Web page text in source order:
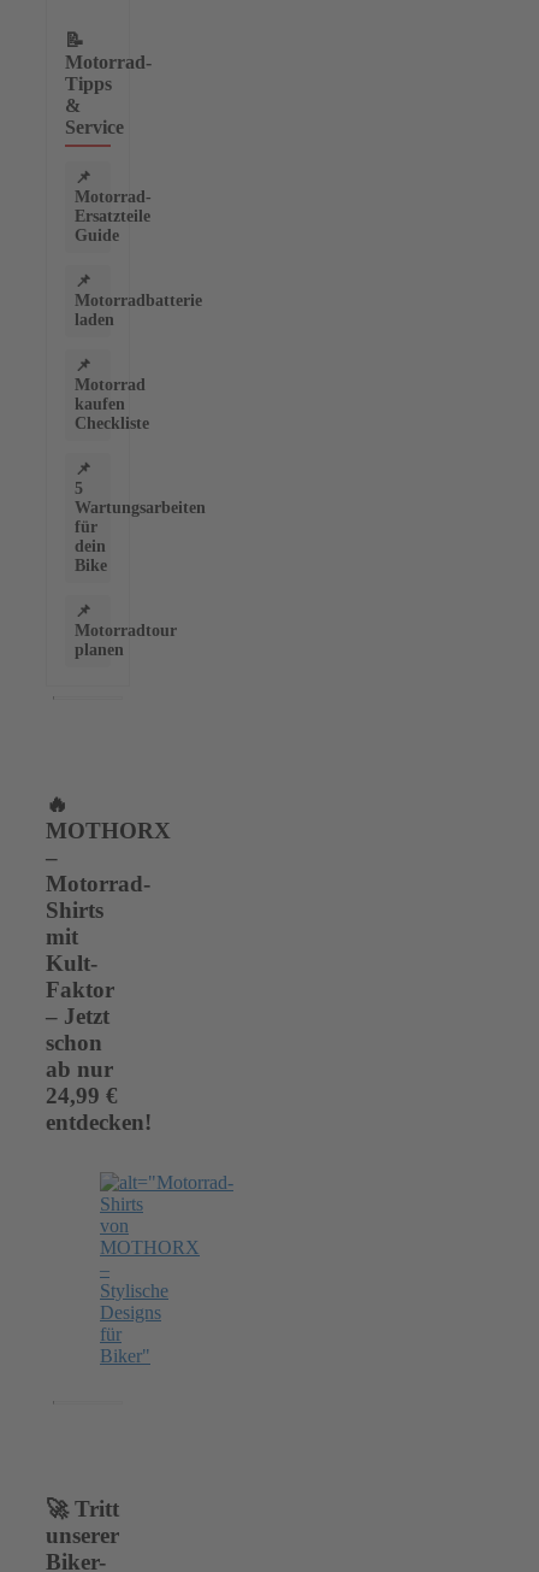
📝
Motorrad-
Tipps
&
Service
📌
Motorrad-
Ersatzteile
Guide
📌
Motorradbatterie
laden
📌
Motorrad
kaufen
Checkliste
📌
5
Wartungsarbeiten
für
dein
Bike
📌
Motorradtour
planen
🔥
MOTHORX
–
Motorrad-
Shirts
mit
Kult-
Faktor
– Jetzt
schon
ab nur
24,99 €
entdecken!
🚀 Tritt
unserer
Biker-